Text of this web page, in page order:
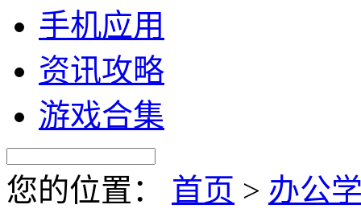
手机应用
资讯攻略
游戏合集
您的位置： 首页 > 办公